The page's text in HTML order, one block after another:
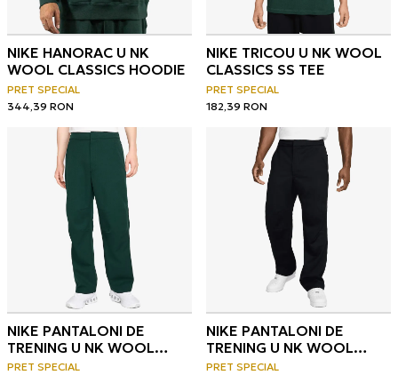
NIKE HANORAC U NK
WOOL CLASSICS HOODIE
PRET SPECIAL
344,39 RON
NIKE TRICOU U NK WOOL
CLASSICS SS TEE
PRET SPECIAL
182,39 RON
NIKE PANTALONI DE
TRENING U NK WOOL
CLASSICS WVN PANT
PRET SPECIAL
NIKE PANTALONI DE
TRENING U NK WOOL
CLASSICS WVN PANT
PRET SPECIAL